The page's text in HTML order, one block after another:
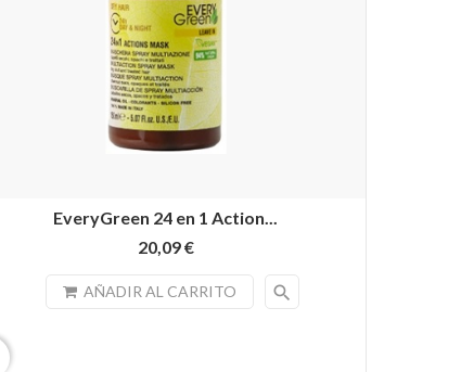
EveryGreen 24 en 1 Action...
20,09 €
AÑADIR AL CARRITO search